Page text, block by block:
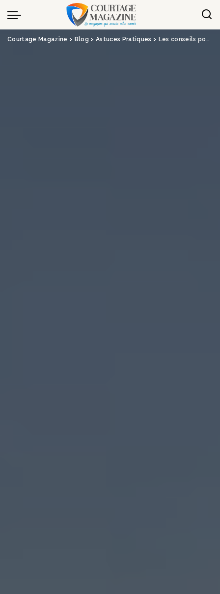
Panneau de gestion des cookies
Courtage Magazine > Blog > Astuces Pratiques > Les conseils pour bien renégocier son crédit immobilier avec la baisse des taux